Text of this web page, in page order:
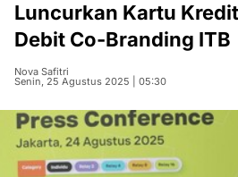
Luncurkan Kartu
Debit Co-Branding ITB
Nova Safitri
Senin, 25 Agustus 2025 | 05:30